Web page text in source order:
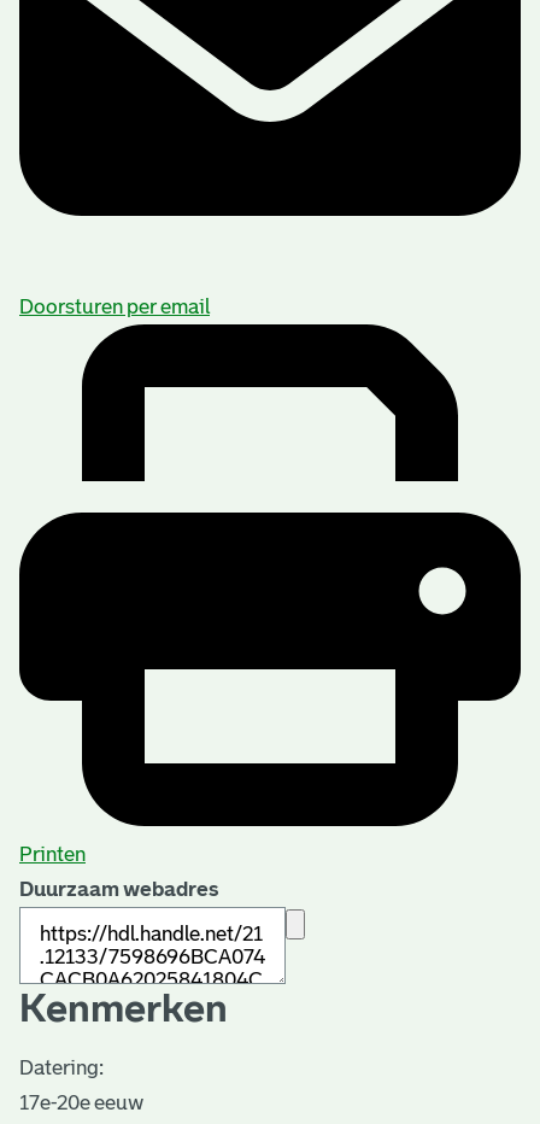
Doorsturen per email
Printen
Duurzaam webadres
Kenmerken
Datering:
17e-20e eeuw